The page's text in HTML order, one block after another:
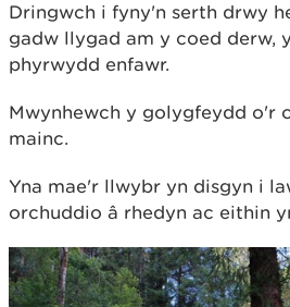
Dringwch i fyny'n serth drwy
gadw llygad am y coed derw,
phyrwydd enfawr.
Mwynhewch y golygfeydd o'r
mainc.
Yna mae'r llwybr yn disgyn i
orchuddio â rhedyn ac eithin